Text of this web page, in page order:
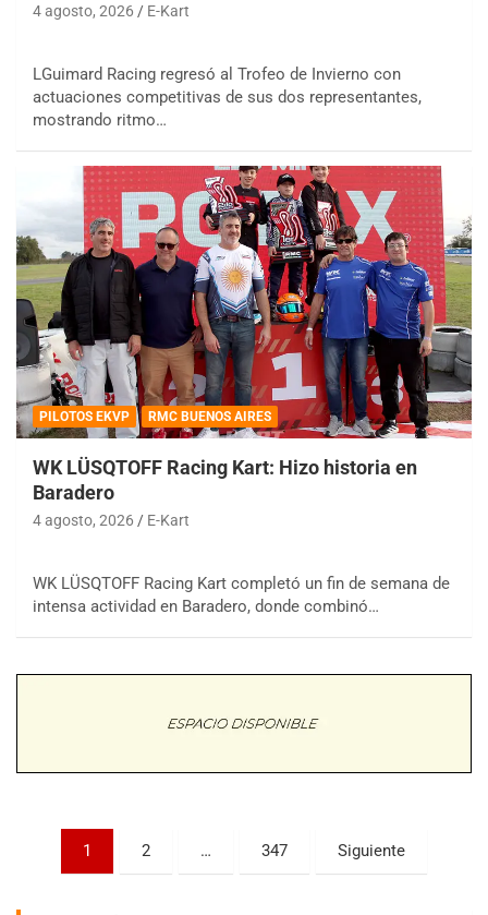
4 agosto, 2026 E-Kart
LGuimard Racing regresó al Trofeo de Invierno con
actuaciones competitivas de sus dos representantes,
mostrando ritmo…
PILOTOS EKVP RMC BUENOS AIRES
WK LÜSQTOFF Racing Kart: Hizo historia en
Baradero
4 agosto, 2026 E-Kart
WK LÜSQTOFF Racing Kart completó un fin de semana de
intensa actividad en Baradero, donde combinó…
Paginación
1 2 … 347 Siguiente
08/09-AGO
Ramiro Tot (Asfalto)
Ciudad de Trenque Lauquen (Asfalto)
Villaguay (Entre Ríos)
VICTORIENSE - F7